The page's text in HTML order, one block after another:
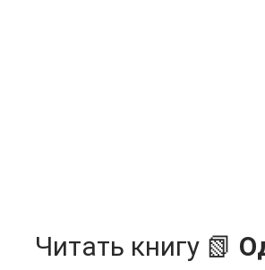
Читать книгу 📗